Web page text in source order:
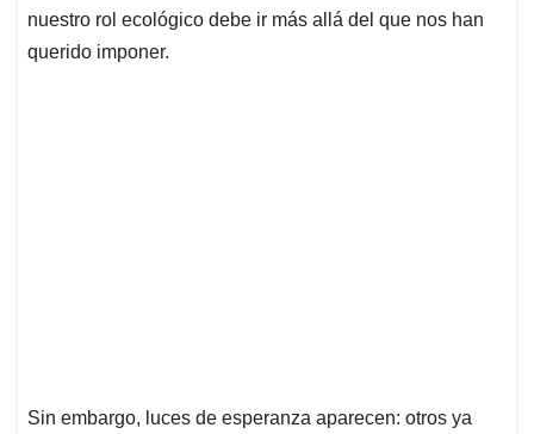
nuestro rol ecológico debe ir más allá del que nos han
querido imponer.
Sin embargo, luces de esperanza aparecen: otros ya